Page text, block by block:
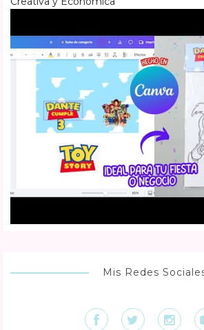
Mis Redes